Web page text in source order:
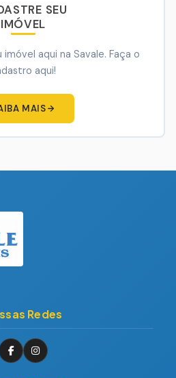
SEU
IMÓVEL
imóvel aqui na Savale. Faça o
aqui!
MAIS
Redes